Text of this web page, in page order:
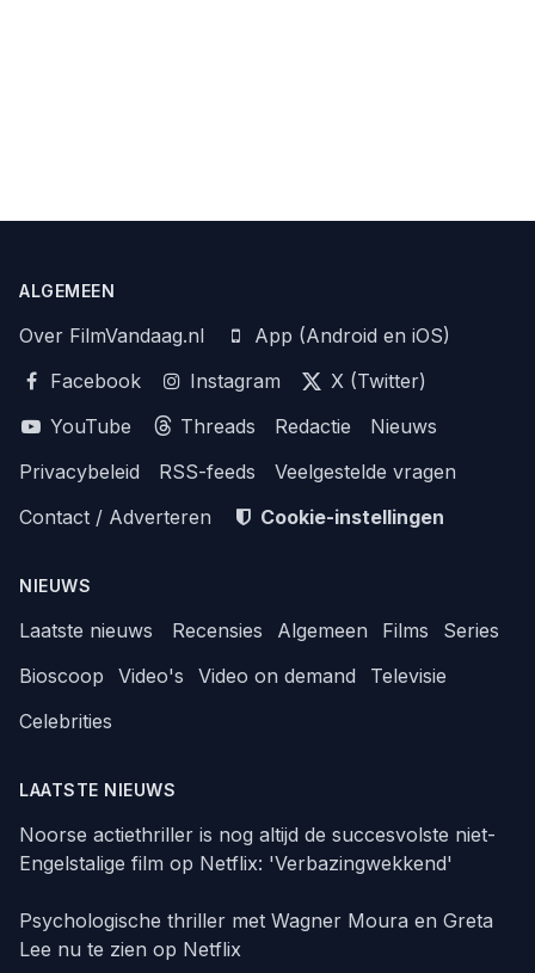
ALGEMEEN
Over FilmVandaag.nl
App (Android en iOS)
Facebook
Instagram
X (Twitter)
YouTube
Threads Redactie
Nieuws
Privacybeleid
RSS-feeds
Veelgestelde vragen
Contact / Adverteren
Cookie-instellingen
NIEUWS
Laatste nieuws Recensies Algemeen Films
Series
Bioscoop
Video's Video on demand
Televisie
Celebrities
LAATSTE NIEUWS
Noorse actiethriller is nog altijd de succesvolste niet-
Engelstalige film op Netflix: 'Verbazingwekkend'
Psychologische thriller met Wagner Moura en Greta
Lee nu te zien op Netflix